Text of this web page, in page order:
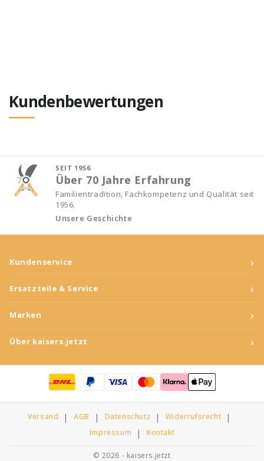
Kundenbewertungen
SEIT 1956
Über 70 Jahre Erfahrung
Familientradition, Fachkompetenz und Qualität seit
1956.
Unsere Geschichte
Kundenservice ›
Ersatzteile & Service ›
Marken ›
Über kaisers.jetzt ›
Versand AGB Datenschutz
Widerrufsrecht
Impressum
Kontakt
© 2026 - kaisers.jetzt